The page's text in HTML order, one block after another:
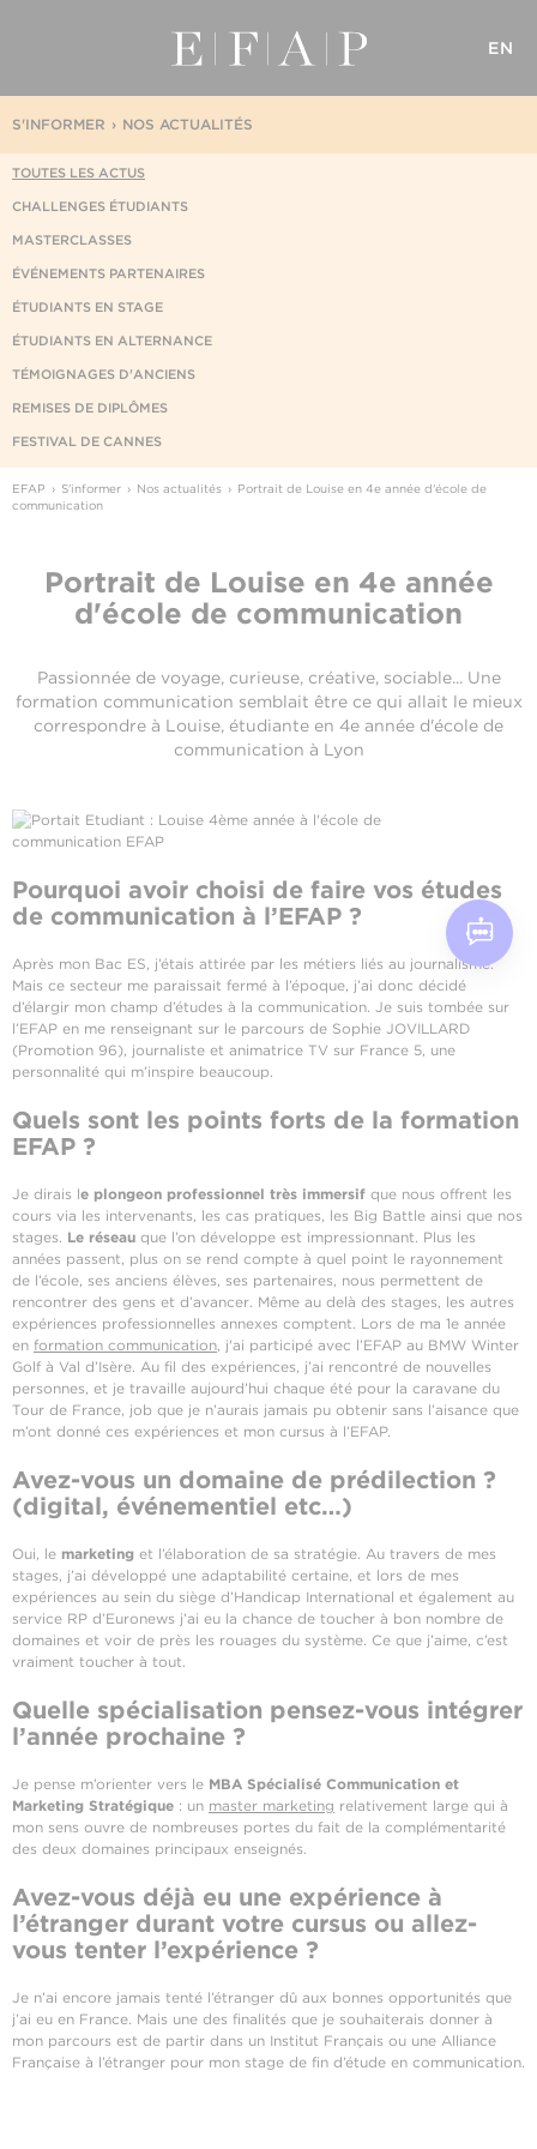
EN
NOS ACTUALITÉS
S'INFORMER
TOUTES LES ACTUS
CHALLENGES ÉTUDIANTS
MASTERCLASSES
ÉVÉNEMENTS PARTENAIRES
ÉTUDIANTS EN STAGE
ÉTUDIANTS EN ALTERNANCE
TÉMOIGNAGES D'ANCIENS
REMISES DE DIPLÔMES
FESTIVAL DE CANNES
EFAP S'informer Nos actualités
Portrait de Louise en 4e année d'école de
communication
Portrait de Louise en 4e année
d'école de communication
Passionnée de voyage, curieuse, créative, sociable... Une
formation communication semblait être ce qui allait le mieux
correspondre à Louise, étudiante en 4e année d'école de
communication à Lyon
Pourquoi avoir choisi de faire vos études
de communication à l’EFAP ?
Après mon Bac ES, j’étais attirée par les métiers liés au journalisme.
Mais ce secteur me paraissait fermé à l’époque, j’ai donc décidé
d’élargir mon champ d’études à la communication. Je suis tombée sur
l’EFAP en me renseignant sur le parcours de Sophie JOVILLARD
(Promotion 96), journaliste et animatrice TV sur France 5, une
personnalité qui m’inspire beaucoup.
Quels sont les points forts de la formation
EFAP ?
Je dirais le plongeon professionnel très immersif que nous offrent les
cours via les intervenants, les cas pratiques, les Big Battle ainsi que nos
stages. Le réseau que l’on développe est impressionnant. Plus les
années passent, plus on se rend compte à quel point le rayonnement
de l’école, ses anciens élèves, ses partenaires, nous permettent de
rencontrer des gens et d’avancer. Même au delà des stages, les autres
expériences professionnelles annexes comptent. Lors de ma 1e année
en formation communication, j'ai participé avec l’EFAP au BMW Winter
Golf à Val d’Isère. Au fil des expériences, j’ai rencontré de nouvelles
personnes, et je travaille aujourd’hui chaque été pour la caravane du
Tour de France, job que je n’aurais jamais pu obtenir sans l’aisance que
m’ont donné ces expériences et mon cursus à l’EFAP.
Avez-vous un domaine de prédilection ?
(digital, événementiel etc…)
Oui, le marketing et l’élaboration de sa stratégie. Au travers de mes
stages, j’ai développé une adaptabilité certaine, et lors de mes
expériences au sein du siège d’Handicap International et également au
service RP d’Euronews j’ai eu la chance de toucher à bon nombre de
domaines et voir de près les rouages du système. Ce que j’aime, c’est
vraiment toucher à tout.
Quelle spécialisation pensez-vous intégrer
l’année prochaine ?
Je pense m’orienter vers le MBA Spécialisé Communication et
Marketing Stratégique : un master marketing relativement large qui à
mon sens ouvre de nombreuses portes du fait de la complémentarité
des deux domaines principaux enseignés.
Avez-vous déjà eu une expérience à
l’étranger durant votre cursus ou allez-
vous tenter l’expérience ?
Je n’ai encore jamais tenté l’étranger dû aux bonnes opportunités que
j’ai eu en France. Mais une des finalités que je souhaiterais donner à
mon parcours est de partir dans un Institut Français ou une Alliance
Française à l’étranger pour mon stage de fin d’étude en communication.